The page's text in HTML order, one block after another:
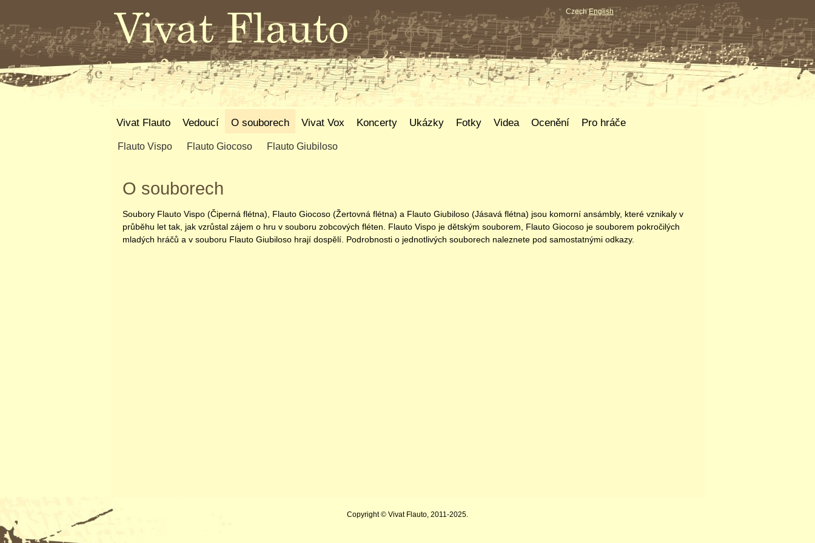
CzechEnglish
Vivat Flauto Vedoucí O souborech Vivat Vox Koncerty Ukázky Fotky Videa Ocenění Pro hráče
Flauto Vispo Flauto Giocoso Flauto Giubiloso
O souborech
Soubory Flauto Vispo (Čiperná flétna), Flauto Giocoso (Žertovná flétna) a Flauto Giubiloso (Jásavá flétna) jsou komorní ansámbly, které vznikaly v
průběhu let tak, jak vzrůstal zájem o hru v souboru zobcových fléten. Flauto Vispo je dětským souborem, Flauto Giocoso je souborem pokročilých
mladých hráčů a v souboru Flauto Giubiloso hrají dospělí. Podrobnosti o jednotlivých souborech naleznete pod samostatnými odkazy.
Copyright © Vivat Flauto, 2011-2025.